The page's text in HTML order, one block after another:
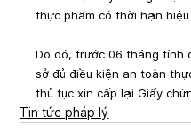
thực phẩm có thời hạn
Do đó, trước 06 tháng tính
sở đủ điều kiện an toàn
thủ tục xin cấp lại Giấy
Tin tức pháp lý